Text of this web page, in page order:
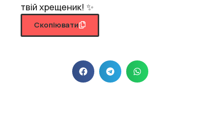
твій хрещеник! ✨
Скопіювати